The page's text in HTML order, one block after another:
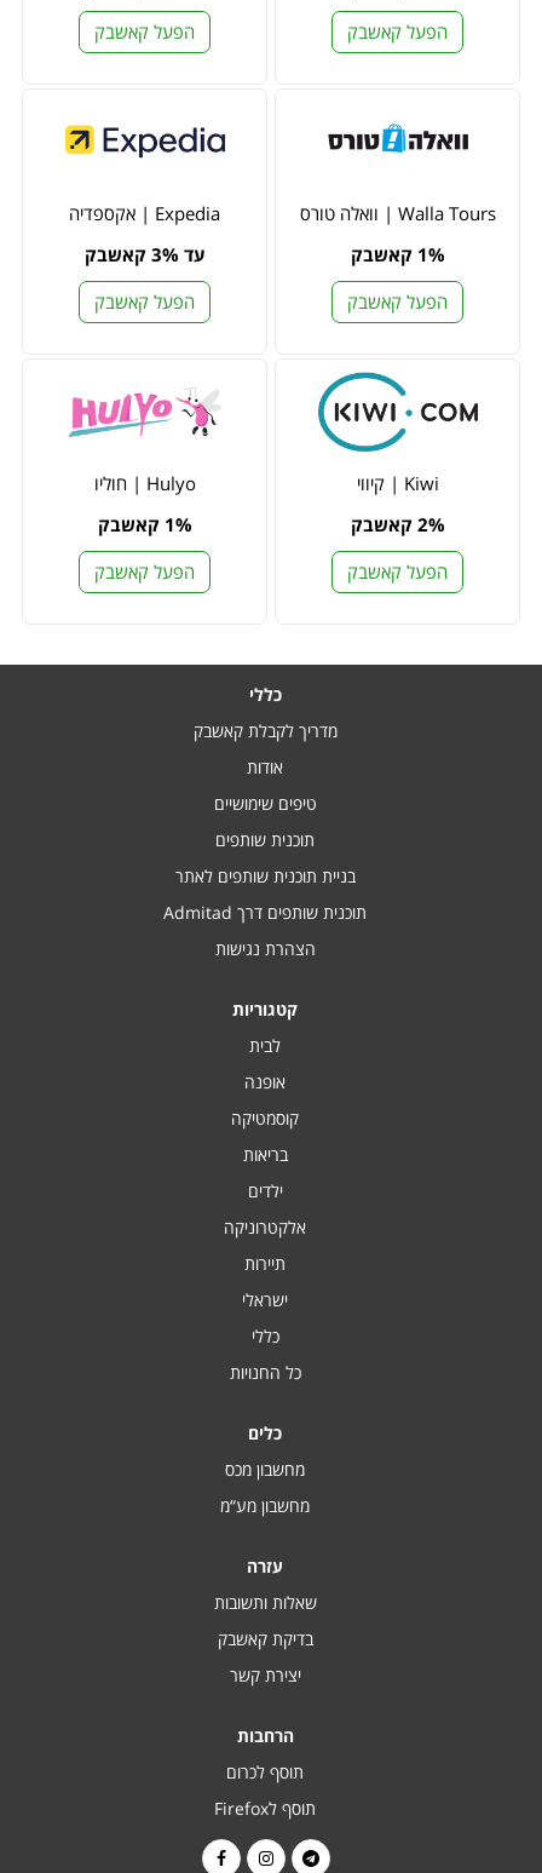
הפעל קאשבק
הפעל קאשבק
Walla Tours | וואלה טורס
1% קאשבק
הפעל קאשבק
Expedia | אקספדיה
עד 3% קאשבק
הפעל קאשבק
Kiwi | קיווי
2% קאשבק
הפעל קאשבק
Hulyo | חוליו
1% קאשבק
הפעל קאשבק
כללי
מדריך לקבלת קאשבק
אודות
טיפים שימושיים
תוכנית שותפים
בניית תוכנית שותפים לאתר
תוכנית שותפים דרך Admitad
הצהרת נגישות
קטגוריות
לבית
אופנה
קוסמטיקה
בריאות
ילדים
אלקטרוניקה
תיירות
ישראלי
כללי
כל החנויות
כלים
מחשבון מכס
מחשבון מע“מ
עזרה
שאלות ותשובות
בדיקת קאשבק
יצירת קשר
הרחבות
תוסף לכרום
תוסף לFirefox